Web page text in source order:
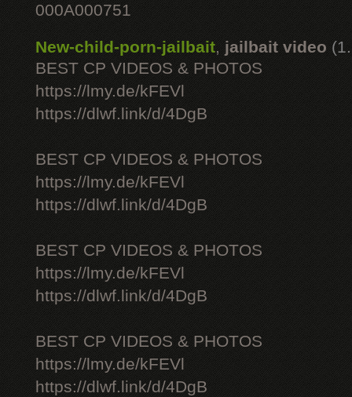
000A000751
New-child-porn-jailbait, jailbait video
BEST CP VIDEOS & PHOTOS
https://lmy.de/kFEVl
https://dlwf.link/d/4DgB
BEST CP VIDEOS & PHOTOS
https://lmy.de/kFEVl
https://dlwf.link/d/4DgB
BEST CP VIDEOS & PHOTOS
https://lmy.de/kFEVl
https://dlwf.link/d/4DgB
BEST CP VIDEOS & PHOTOS
https://lmy.de/kFEVl
https://dlwf.link/d/4DgB